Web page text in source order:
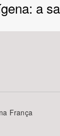
Bioma / Bacia
a
França